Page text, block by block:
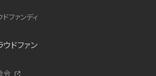
ファンディ
ドファン
会